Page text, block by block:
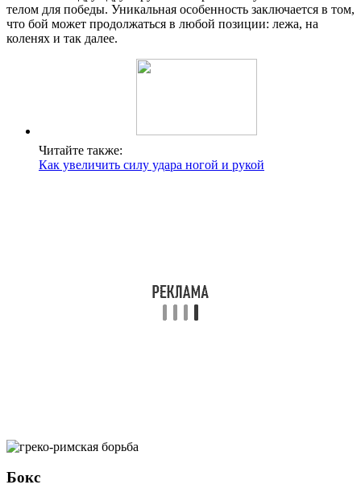
телом для победы. Уникальная особенность заключается в том,
что бой может продолжаться в любой позиции: лежа, на
коленях и так далее.
Читайте также:
Как увеличить силу удара ногой и рукой
Бокс